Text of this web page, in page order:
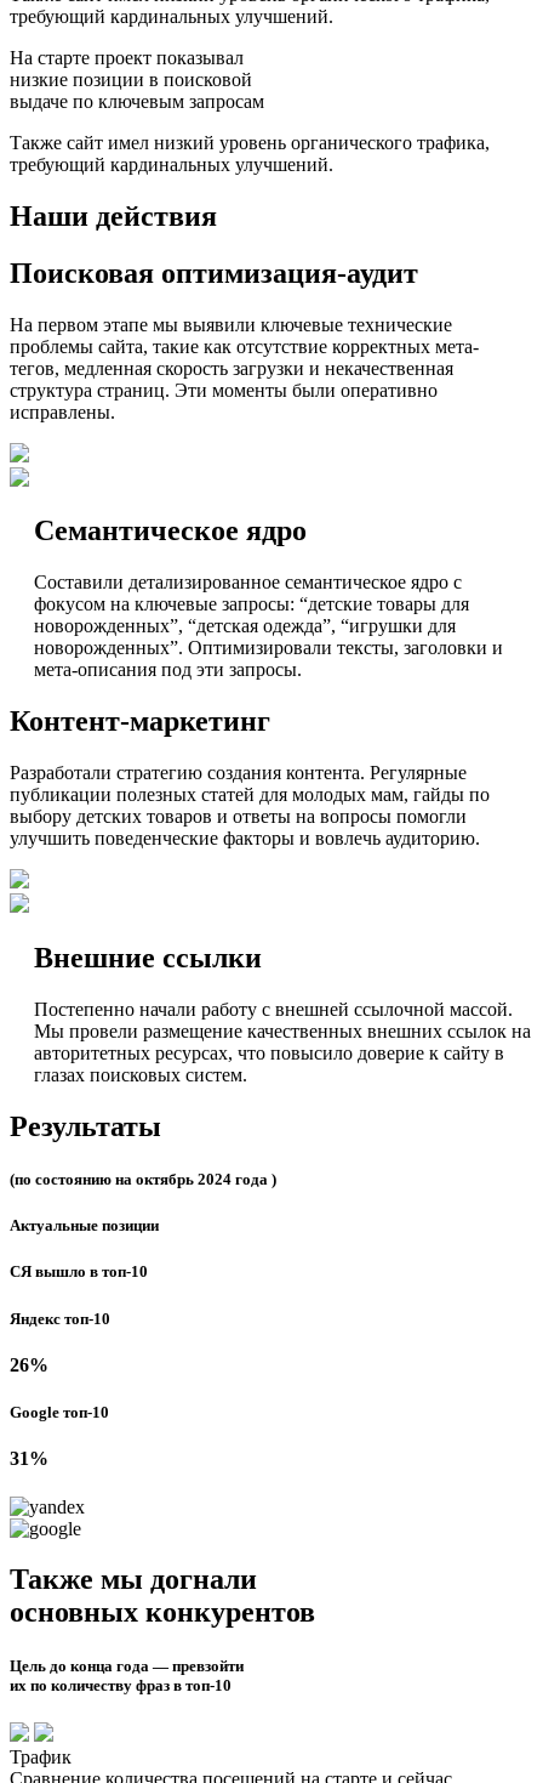
требующий кардинальных улучшений.
На старте проект показывал
низкие позиции в поисковой
выдаче по ключевым запросам
Также сайт имел низкий уровень органического трафика,
требующий кардинальных улучшений.
Наши действия
Поисковая оптимизация-аудит
На первом этапе мы выявили ключевые технические
проблемы сайта, такие как отсутствие корректных мета-
тегов, медленная скорость загрузки и некачественная
структура страниц. Эти моменты были оперативно
исправлены.
Семантическое ядро
Составили детализированное семантическое ядро с
фокусом на ключевые запросы: “детские товары для
новорожденных”, “детская одежда”, “игрушки для
новорожденных”. Оптимизировали тексты, заголовки и
мета-описания под эти запросы.
Контент-маркетинг
Разработали стратегию создания контента. Регулярные
публикации полезных статей для молодых мам, гайды по
выбору детских товаров и ответы на вопросы помогли
улучшить поведенческие факторы и вовлечь аудиторию.
Внешние ссылки
Постепенно начали работу с внешней ссылочной массой.
Мы провели размещение качественных внешних ссылок на
авторитетных ресурсах, что повысило доверие к сайту в
глазах поисковых систем.
Результаты
(по состоянию на октябрь 2024 года )
Актуальные позиции
СЯ вышло в топ-10
Яндекс топ-10
26%
Google топ-10
31%
Также мы догнали
основных конкурентов
Цель до конца года — превзойти
их по количеству фраз в топ-10
Трафик
Сравнение количества посещений на старте и сейчас